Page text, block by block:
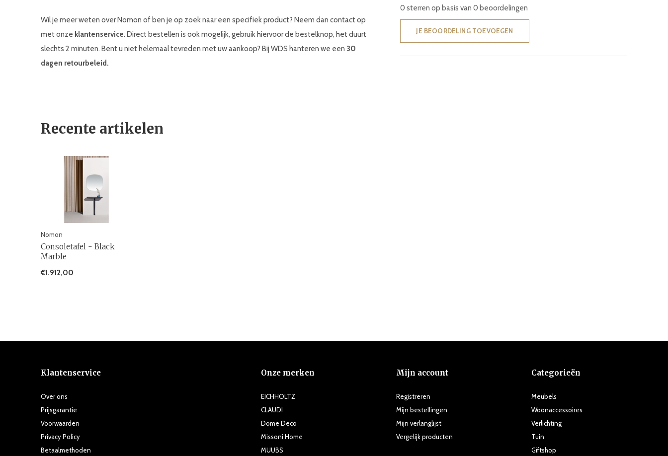
Wil je meer weten over Nomon of ben je op zoek naar een specifiek product? Neem dan contact op
met onze klantenservice. Direct bestellen is ook mogelijk, gebruik hiervoor de bestelknop, het duurt
slechts 2 minuten. Bent u niet helemaal tevreden met uw aankoop? Bij WDS hanteren we een 30
dagen retourbeleid.
0 sterren op basis van 0 beoordelingen
JE BEOORDELING TOEVOEGEN
Recente artikelen
Nomon
Consoletafel - Black
Marble
€1.912,00
Klantenservice
Over ons
Prijsgarantie
Voorwaarden
Privacy Policy
Betaalmethoden
Onze merken
EICHHOLTZ
CLAUDI
Dome Deco
Missoni Home
MUUBS
Mijn account
Registreren
Mijn bestellingen
Mijn verlanglijst
Vergelijk producten
Categorieën
Meubels
Woonaccessoires
Verlichting
Tuin
Giftshop